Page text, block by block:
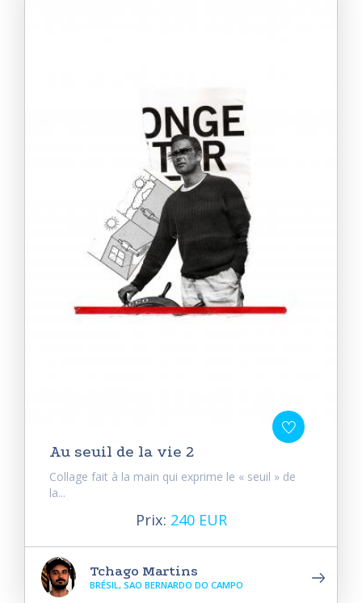
Au seuil de la vie 2
Collage fait à la main qui exprime le « seuil » de
la...
Prix: 240 EUR
Tchago Martins
BRÉSIL, SAO BERNARDO DO CAMPO